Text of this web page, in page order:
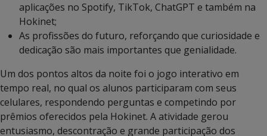
aplicações no Spotify, TikTok, ChatGPT e também na
Hokinet;
As profissões do futuro, reforçando que curiosidade e
dedicação são mais importantes que genialidade.
Um dos pontos altos da noite foi o jogo interativo em
tempo real, no qual os alunos participaram com seus
celulares, respondendo perguntas e competindo por
prêmios oferecidos pela Hokinet. A atividade gerou
entusiasmo, descontração e grande participação dos